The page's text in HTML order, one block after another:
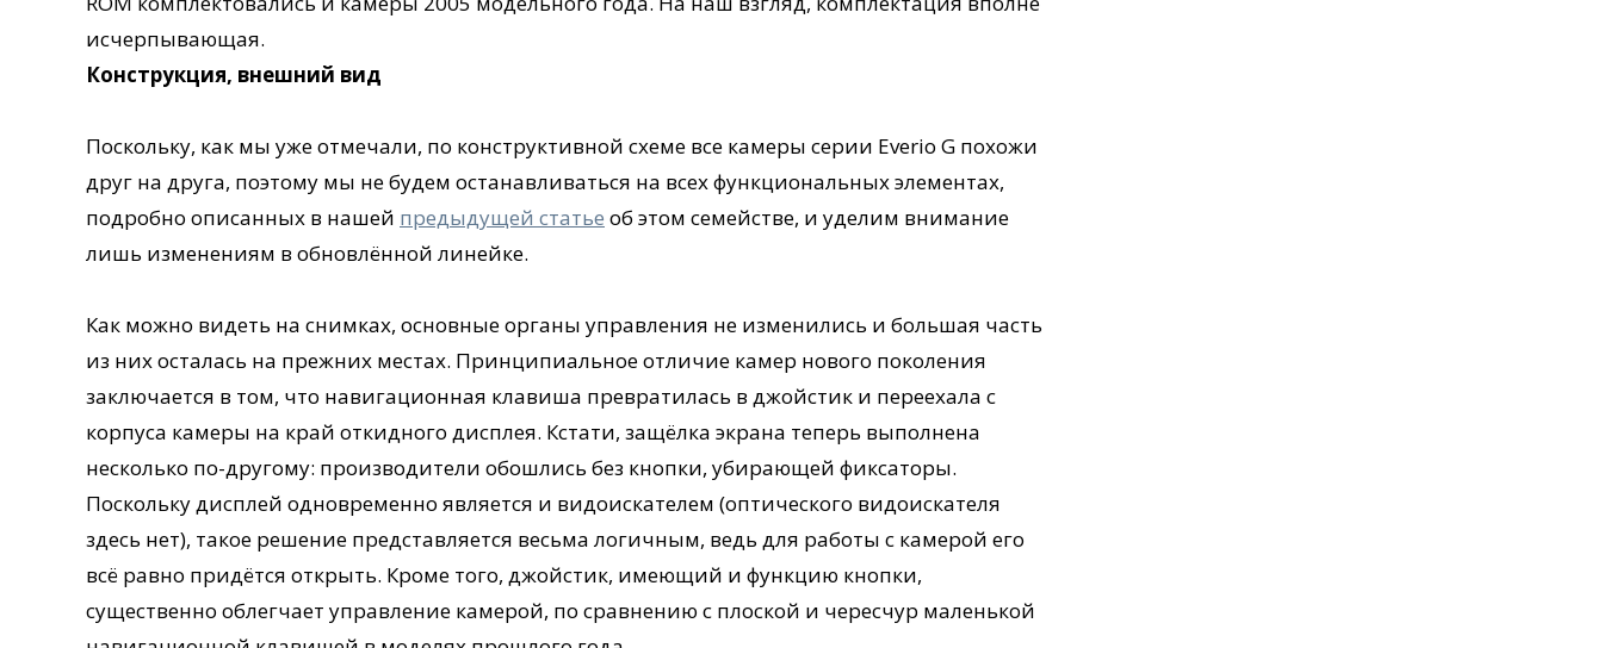
исчерпывающая.
Конструкция, внешний вид
Поскольку, как мы уже отмечали, по конструктивной схеме все камеры серии Everio G похожи
друг на друга, поэтому мы не будем останавливаться на всех функциональных элементах,
подробно описанных в нашей предыдущей статье об этом семействе, и уделим внимание
лишь изменениям в обновлённой линейке.
Как можно видеть на снимках, основные органы управления не изменились и большая часть
из них осталась на прежних местах. Принципиальное отличие камер нового поколения
заключается в том, что навигационная клавиша превратилась в джойстик и переехала с
корпуса камеры на край откидного дисплея. Кстати, защёлка экрана теперь выполнена
несколько по-другому: производители обошлись без кнопки, убирающей фиксаторы.
Поскольку дисплей одновременно является и видоискателем (оптического видоискателя
здесь нет), такое решение представляется весьма логичным, ведь для работы с камерой его
всё равно придётся открыть. Кроме того, джойстик, имеющий и функцию кнопки,
существенно облегчает управление камерой, по сравнению с плоской и чересчур маленькой